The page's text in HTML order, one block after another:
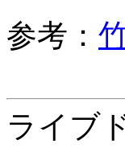
参考：
ライブ